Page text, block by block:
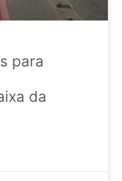
para
da